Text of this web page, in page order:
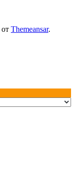
от Themeansar.